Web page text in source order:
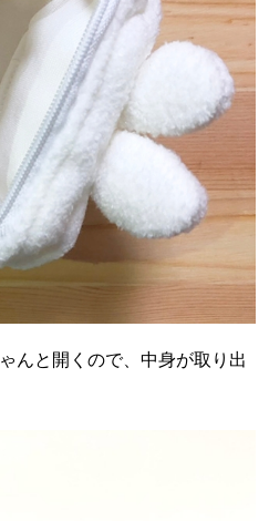
んと開くので、中身が取り出